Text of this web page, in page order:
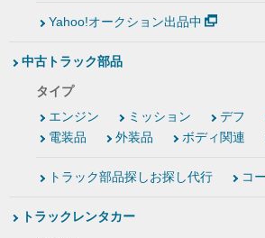
Yahoo!オークション出品中
中古トラック部品
タイプ
エンジン
ミッション デフ
電装品
外装品 ボディ関連
トラック部品探しお探し代行 コ
トラックレンタカー